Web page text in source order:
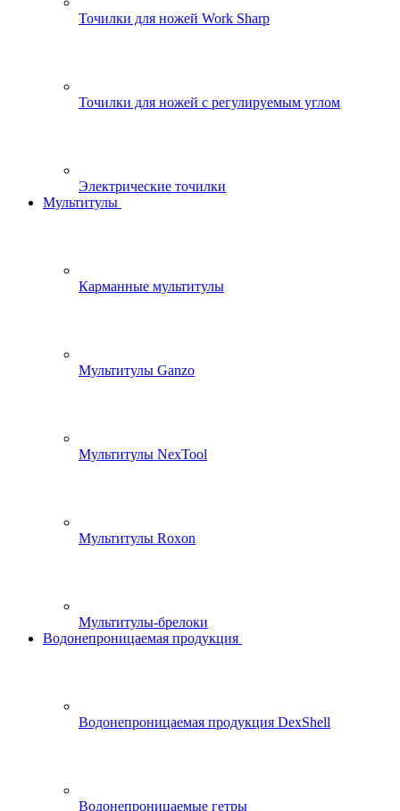
Точилки для ножей Work Sharp
Точилки для ножей с регулируемым углом
Электрические точилки
Мультитулы
Карманные мультитулы
Мультитулы Ganzo
Мультитулы NexTool
Мультитулы Roxon
Мультитулы-брелоки
Водонепроницаемая продукция
Водонепроницаемая продукция DexShell
Водонепроницаемые гетры